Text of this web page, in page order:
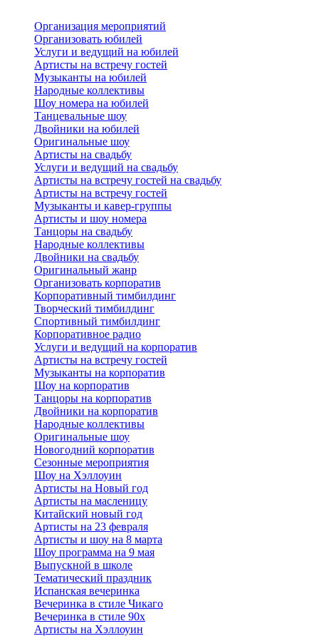
Организация мероприятий
Организовать юбилей
Услуги и ведущий на юбилей
Артисты на встречу гостей
Музыканты на юбилей
Народные коллективы
Шоу номера на юбилей
Танцевальные шоу
Двойники на юбилей
Оригинальные шоу
Артисты на свадьбу
Услуги и ведущий на свадьбу
Артисты на встречу гостей на свадьбу
Артисты на встречу гостей
Музыканты и кавер-группы
Артисты и шоу номера
Танцоры на свадьбу
Народные коллективы
Двойники на свадьбу
Оригинальный жанр
Организовать корпоратив
Корпоративный тимбилдинг
Творческий тимбилдинг
Спортивный тимбилдинг
Корпоративное радио
Услуги и ведущий на корпоратив
Артисты на встречу гостей
Музыканты на корпоратив
Шоу на корпоратив
Танцоры на корпоратив
Двойники на корпоратив
Народные коллективы
Оригинальные шоу
Новогодний корпоратив
Сезонные мероприятия
Шоу на Хэллоуин
Артисты на Новый год
Артисты на масленицу
Китайский новый год
Артисты на 23 февраля
Артисты и шоу на 8 марта
Шоу программа на 9 мая
Выпускной в школе
Тематический праздник
Испанская вечеринка
Вечеринка в стиле Чикаго
Вечеринка в стиле 90х
Артисты на Хэллоуин